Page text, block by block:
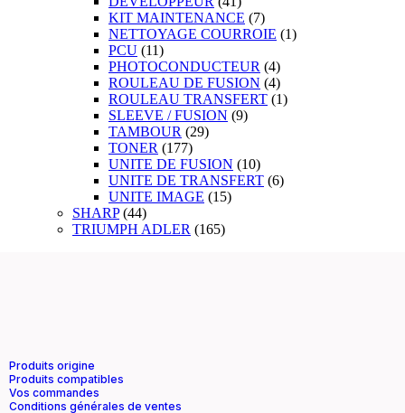
KIT MAINTENANCE (7)
NETTOYAGE COURROIE (1)
PCU (11)
PHOTOCONDUCTEUR (4)
ROULEAU DE FUSION (4)
ROULEAU TRANSFERT (1)
SLEEVE / FUSION (9)
TAMBOUR (29)
TONER (177)
UNITE DE FUSION (10)
UNITE DE TRANSFERT (6)
UNITE IMAGE (15)
SHARP (44)
TRIUMPH ADLER (165)
Produits origine
Produits compatibles
Vos commandes
Conditions générales de ventes